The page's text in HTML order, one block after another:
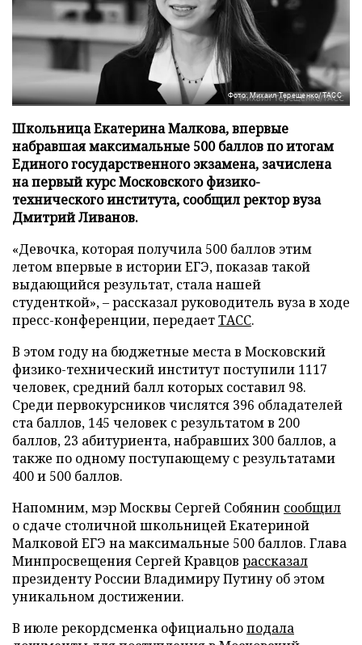
Фото: Михаил Терещенко/ТАСС
Школьница Екатерина Малкова, впервые
набравшая максимальные 500 баллов по итогам
Единого государственного экзамена, зачислена
на первый курс Московского физико-
технического института, сообщил ректор вуза
Дмитрий Ливанов.
«Девочка, которая получила 500 баллов этим
летом впервые в истории ЕГЭ, показав такой
выдающийся результат, стала нашей
студенткой», – рассказал руководитель вуза в ходе
пресс-конференции, передаетТАСС.
В этом году на бюджетные места в Московский
физико-технический институт поступили 1117
человек, средний балл которых составил 98.
Среди первокурсников числятся 396 обладателей
ста баллов, 145 человек с результатом в 200
баллов, 23 абитуриента, набравших 300 баллов, а
также по одному поступающему с результатами
400 и 500 баллов.
Напомним, мэр Москвы Сергей Собянин сообщил
о сдаче столичной школьницей Екатериной
Малковой ЕГЭ на максимальные 500 баллов. Глава
Минпросвещения Сергей Кравцов рассказал
президенту России Владимиру Путину об этом
уникальном достижении.
В июле рекордсменка официальноподала